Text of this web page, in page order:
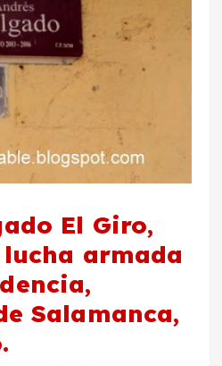
El Giro,
armada
Salamanca,